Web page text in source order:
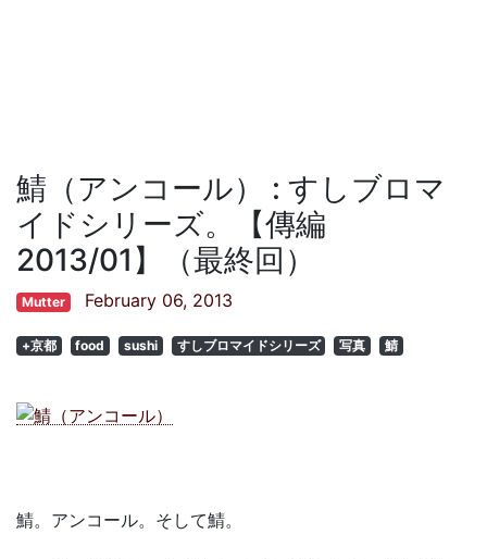
鯖（アンコール） : すしブロマ
イドシリーズ。【傳編
2013/01】（最終回）
Mutter February 06, 2013
+京都 food sushi すしブロマイドシリーズ 写真 鯖
鯖。アンコール。そして鯖。